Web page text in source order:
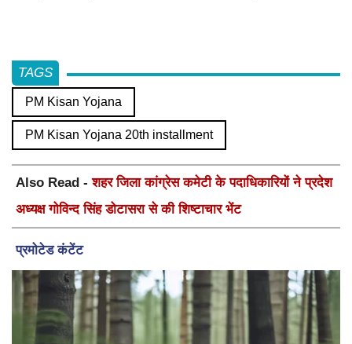
TAGS
PM Kisan Yojana
PM Kisan Yojana 20th installment
Also Read -शहर जिला कांग्रेस कमेटी के पदाधिकारियों ने प्रदेश
अध्यक्ष गोविन्द सिंह डोटासरा से की शिष्टाचार भेंट